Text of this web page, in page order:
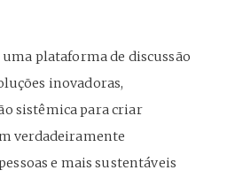
plataforma de discussão
inovadoras,
sistêmica para criar
verdadeiramente
e mais sustentáveis